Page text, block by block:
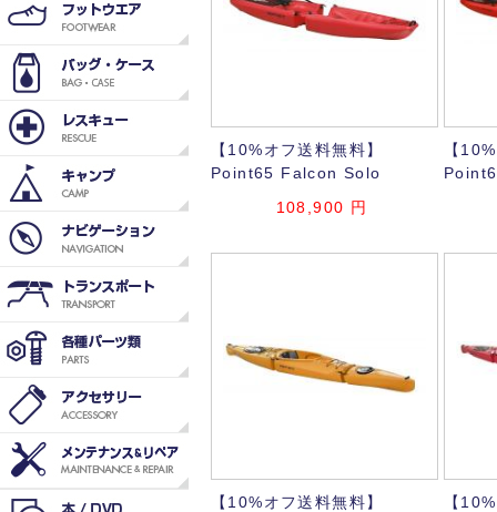
【10%オフ送料無料】
Point65 Falcon Solo
108,900 円
【
【10%オフ送料無料】
【